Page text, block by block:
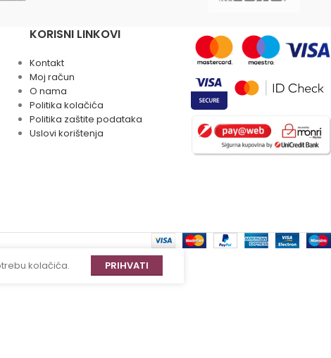
KORISNI LINKOVI
Kontakt
Moj račun
O nama
Politika kolačića
Politika zaštite podataka
Uslovi korištenja
kolačića.
PRIHVATI